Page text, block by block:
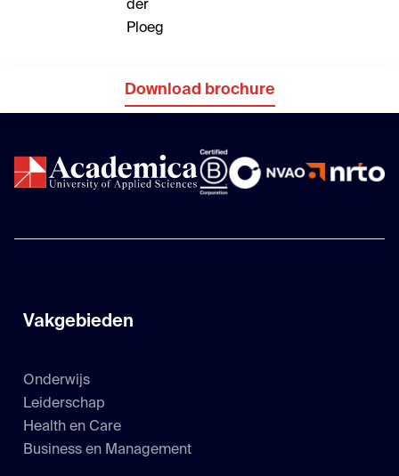
Download brochure
Vakgebieden
Onderwijs
Leiderschap
Health en Care
Business en Management